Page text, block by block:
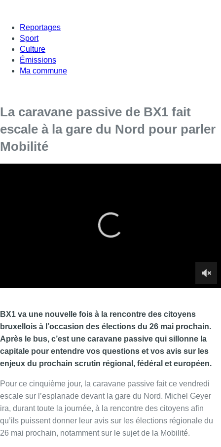
Reportages
Sport
Culture
Émissions
Ma commune
La caravane passive de BX1 fait
escale à la gare du Nord pour parler
Mobilité
Après le bus, c’est une caravane passive qui sillonne la
capitale pour entendre vos questions et vos avis sur les
enjeux du prochain scrutin régional, fédéral et européen.
escale sur l’esplanade devant la gare du Nord. Michel Geyer
ira, durant toute la journée, à la rencontre des citoyens afin
26 mai prochain, notamment sur le sujet de la Mobilité.
►Découvrez notre dossier complet sur les élections du 26 mai
2019
Pour la suite, voici le programme :
– Lundi 20 mai, devant le site du Solbosch de l’ULB à Ixelles :
l’enseignement
– Mardi 21 mai, sur la place Flagey à Ixelles : le logement
– Mercredi 22 mai, devant la tour du Midi à Saint-Gilles :
l’emploi